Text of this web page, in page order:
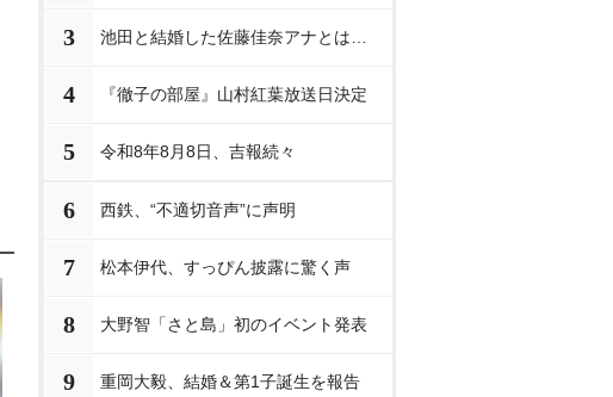
3 池田と結婚した佐藤佳奈アナとは…
4 『徹子の部屋』山村紅葉放送日決定
5 令和8年8月8日、吉報続々
6 西鉄、“不適切音声”に声明
7 松本伊代、すっぴん披露に驚く声
8 大野智「さと島」初のイベント発表
9 重岡大毅、結婚＆第1子誕生を報告